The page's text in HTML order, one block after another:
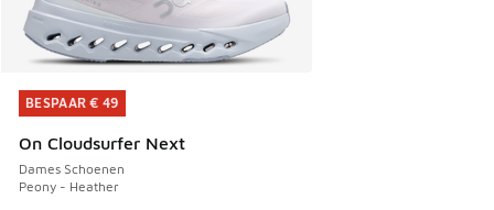
BESPAAR € 49
On Cloudsurfer Next
Dames Schoenen
Peony - Heather
BESPAAR € 49